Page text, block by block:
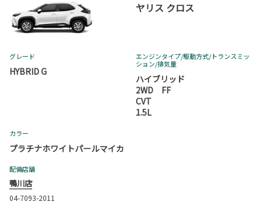
ヤリス クロス
グレード
HYBRID G
エンジンタイプ/駆動方式/トランスミッ
ション/排気量
ハイブリッド
2WD FF
CVT
1.5L
カラー
プラチナホワイトパールマイカ
配備店舗
鴨川店
04-7093-2011